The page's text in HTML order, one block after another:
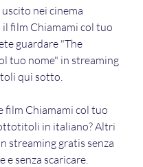
nei cinema
film Chiamami col tuo
guardare "The
tuo nome" in streaming
qui sotto.
film Chiamami col tuo
in italiano? Altri
streaming gratis senza
e senza scaricare.